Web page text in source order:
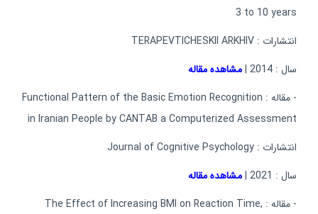
3 to 10 years
انتشارات : TERAPEVTICHESKII ARKHIV
سال : 2014 |
مشاهده مقاله
- مقاله : Functional Pattern of the Basic Emotion Recognition
in Iranian People by CANTAB a Computerized Assessment
انتشارات : Journal of Cognitive Psychology
سال : 2021 |
مشاهده مقاله
- مقاله : The Effect of Increasing BMI on Reaction Time,